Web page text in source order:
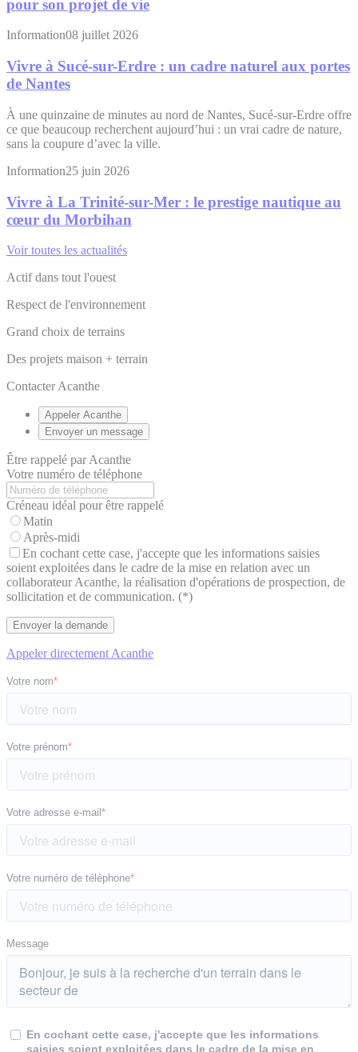
pour son projet de vie
Information08 juillet 2026
Vivre à Sucé-sur-Erdre : un cadre naturel aux portes
de Nantes
À une quinzaine de minutes au nord de Nantes, Sucé-sur-Erdre offre
ce que beaucoup recherchent aujourd’hui : un vrai cadre de nature,
sans la coupure d’avec la ville.
Information25 juin 2026
Vivre à La Trinité-sur-Mer : le prestige nautique au
cœur du Morbihan
Voir toutes les actualités
Actif dans tout l'ouest
Respect de l'environnement
Grand choix de terrains
Des projets maison + terrain
Contacter Acanthe
Appeler Acanthe
Envoyer un message
Être rappelé par Acanthe
Votre numéro de téléphone
Créneau idéal pour être rappelé
Matin
Après-midi
En cochant cette case, j'accepte que les informations saisies
soient exploitées dans le cadre de la mise en relation avec un
collaborateur Acanthe, la réalisation d'opérations de prospection, de
sollicitation et de communication. (*)
Appeler directement Acanthe